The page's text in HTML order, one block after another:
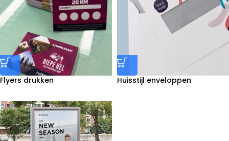
Flyers drukken
Huisstijl enveloppen